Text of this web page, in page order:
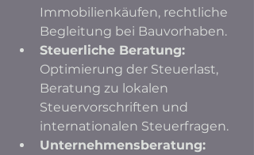
Immobilienkäufen, rechtliche
Begleitung bei Bauvorhaben.
Steuerliche Beratung:
Optimierung der Steuerlast,
Beratung zu lokalen
Steuervorschriften und
internationalen Steuerfragen.
Unternehmensberatung: